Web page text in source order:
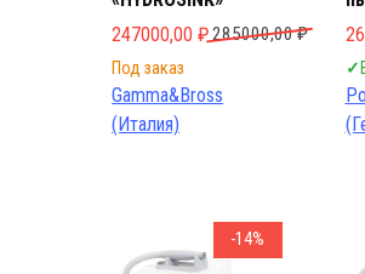
285000,00₽
Первоначальная цена
247000,00 ₽
Текущая цена: 247000,00 ₽.
Под заказ
Gamma&Bross
(Италия)
✓
-14%